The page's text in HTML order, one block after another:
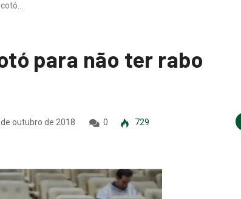
para não ter rabo
outubro de 2018 0 729